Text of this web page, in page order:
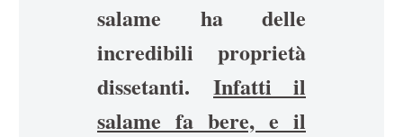
salame ha delle
incredibili proprietà
dissetanti. Infatti il
salame fa bere, e il